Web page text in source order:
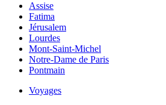
Assise
Fatima
Jérusalem
Lourdes
Mont-Saint-Michel
Notre-Dame de Paris
Pontmain
Voyages